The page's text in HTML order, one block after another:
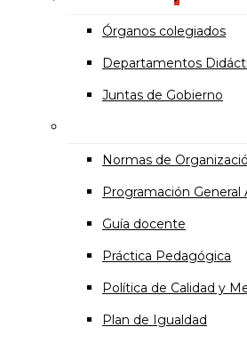
Órganos colegiados
Departamentos
Juntas de Gobierno
Normas de
Programación General
Guía docente
Práctica Pedagógica
Política de Calidad y
Plan de Igualdad